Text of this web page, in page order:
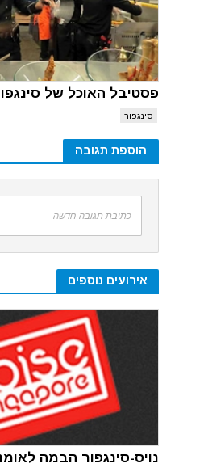
פסטיבל האוכל של סינגפור
סינגפור
הוספת תגובה
כתיבת תגובה חדשה
אירועים נוספים
נויס-סינגפור הבמה